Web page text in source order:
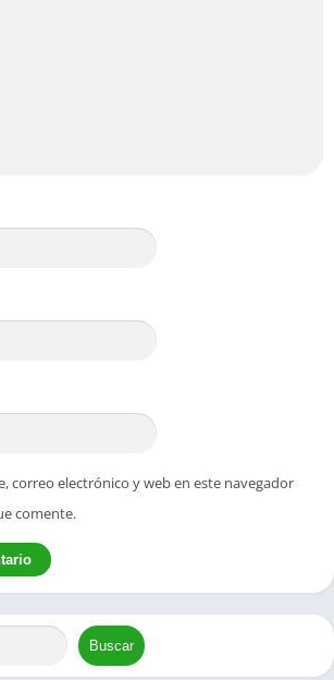
correo electrónico y web en este navegador
comente.
Buscar